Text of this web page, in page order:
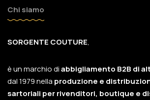
Chi siamo
SORGENTE COUTURE,
è un marchio diabbigliamento B2B di
dal 1979 nella produzione e
sartoriali per rivenditori, boutique e